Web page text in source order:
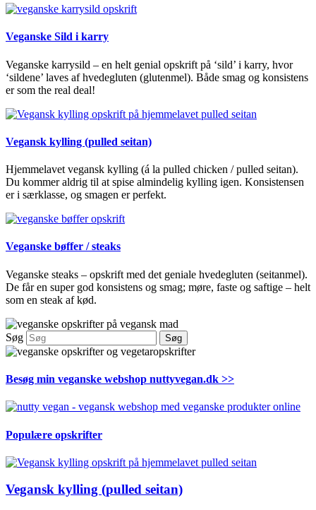
Veganske Sild i karry
Veganske karrysild – en helt genial opskrift på ‘sild’ i karry, hvor
‘sildene’ laves af hvedegluten (glutenmel). Både smag og konsistens
er som the real deal!
Vegansk kylling (pulled seitan)
Hjemmelavet vegansk kylling (á la pulled chicken / pulled seitan).
Du kommer aldrig til at spise almindelig kylling igen. Konsistensen
er i særklasse, og smagen er perfekt.
Veganske bøffer / steaks
Veganske steaks – opskrift med det geniale hvedegluten (seitanmel).
De får en super god konsistens og smag; møre, faste og saftige – helt
som en steak af kød.
Søg Søg
Besøg min veganske webshop nuttyvegan.dk >>
Populære opskrifter
Vegansk kylling (pulled seitan)